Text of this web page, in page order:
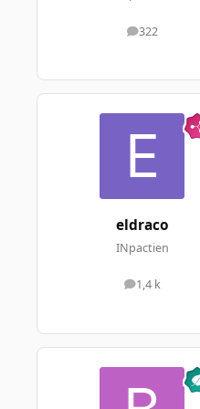
322
messages
eldraco
INpactien
1,4 k
messages